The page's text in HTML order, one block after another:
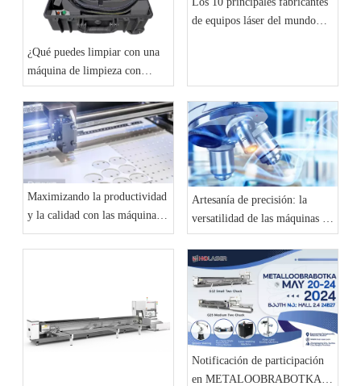
¿Qué puedes limpiar con una
máquina de limpieza con
láser?
de equipos láser del mundo
Maximizando la productividad
y la calidad con las máquinas
de corte por láser de alto
rendimiento de HND Laser
Artesanía de precisión: la
versatilidad de las máquinas de
corte por láser en todas las
industrias
Notificación de participación
en METALOOBRABOTKA